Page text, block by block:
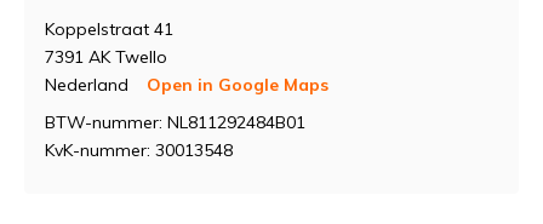
Koppelstraat 41
7391 AK Twello
Nederland
Open in Google Maps
BTW-nummer: NL811292484B01
KvK-nummer: 30013548